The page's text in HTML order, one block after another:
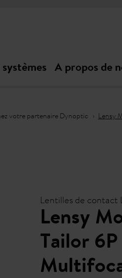
systèmes A propos de
votre partenaire Dynoptic Lensy
Lentilles de contact
Lensy
Tailor 6P